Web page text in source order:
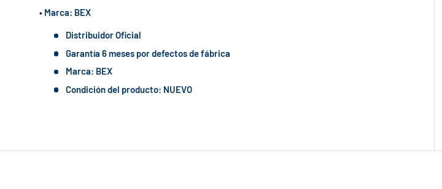
• Marca: BEX
Distribuidor Oficial
Garantía 6 meses por defectos de fábrica
Marca: BEX
Condición del producto: NUEVO